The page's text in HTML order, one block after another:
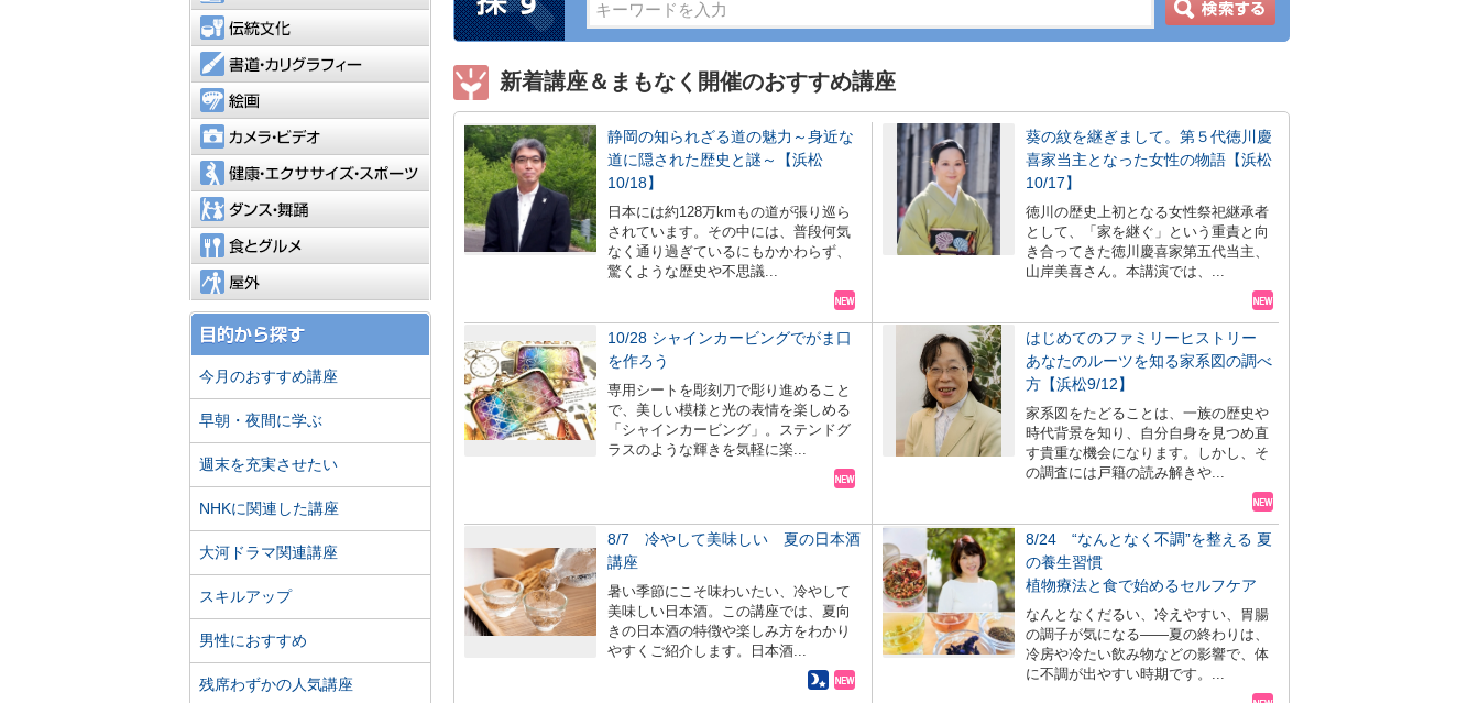
新着講座＆まもなく開催のおすすめ講座
静岡の知られざる道の魅力～身近な
道に隠された歴史と謎～【浜松
10/18】
日本には約128万kmもの道が張り巡ら
されています。その中には、普段何気
なく通り過ぎているにもかかわらず、
驚くような歴史や不思議...
葵の紋を継ぎまして。第５代徳川慶
喜家当主となった女性の物語【浜松
10/17】
徳川の歴史上初となる女性祭祀継承者
として、「家を継ぐ」という重責と向
き合ってきた徳川慶喜家第五代当主、
山岸美喜さん。本講演では、...
10/28 シャインカービングでがま口
を作ろう
専用シートを彫刻刀で彫り進めること
で、美しい模様と光の表情を楽しめる
「シャインカービング」。ステンドグ
ラスのような輝きを気軽に楽...
はじめてのファミリーヒストリー
あなたのルーツを知る家系図の調べ
方【浜松9/12】
家系図をたどることは、一族の歴史や
時代背景を知り、自分自身を見つめ直
す貴重な機会になります。しかし、そ
の調査には戸籍の読み解きや...
8/7 冷やして美味しい 夏の日本酒
講座
暑い季節にこそ味わいたい、冷やして
美味しい日本酒。この講座では、夏向
きの日本酒の特徴や楽しみ方をわかり
やすくご紹介します。日本酒...
8/24 “なんとなく不調”を整える 夏
の養生習慣
植物療法と食で始めるセルフケア
なんとなくだるい、冷えやすい、胃腸
の調子が気になる――夏の終わりは、
冷房や冷たい飲み物などの影響で、体
に不調が出やすい時期です。...
伝統文化
カメラ・ビデオ
健康・エクササイズ・スポーツ
ダンス・舞踊
食とグルメ
今月のおすすめ講座
早朝・夜間に学ぶ
週末を充実させたい
NHKに関連した講座
大河ドラマ関連講座
スキルアップ
男性におすすめ
残席わずかの人気講座